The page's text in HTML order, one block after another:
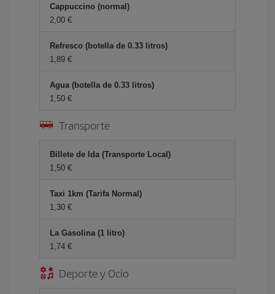
Cappuccino (normal)
2,00 €
Refresco (botella de 0.33 litros)
1,89 €
Agua (botella de 0.33 litros)
1,50 €
Transporte
Billete de Ida (Transporte Local)
1,50 €
Taxi 1km (Tarifa Normal)
1,30 €
La Gasolina (1 litro)
1,74 €
Deporte y Ocio